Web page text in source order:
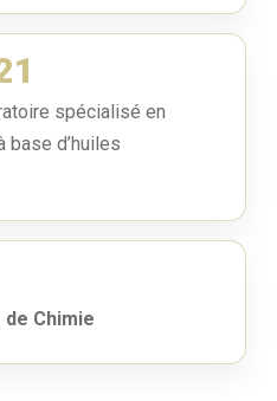
spécialisé en
base d’huiles
de Chimie